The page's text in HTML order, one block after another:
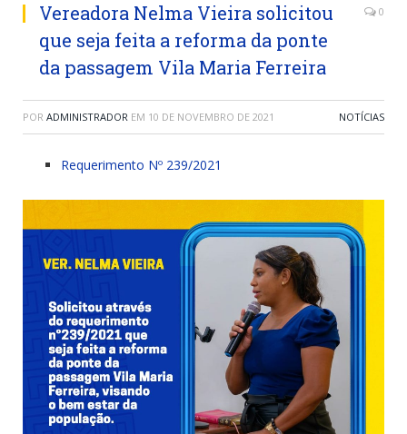
Vereadora Nelma Vieira solicitou
que seja feita a reforma da ponte
da passagem Vila Maria Ferreira
0
POR ADMINISTRADOR EM 10 DE NOVEMBRO DE 2021 NOTÍCIAS
Requerimento Nº 239/2021